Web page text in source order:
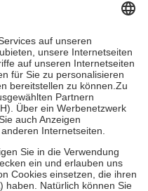
in Höhe von zehn
nie mehr als die tatsächlichen
für Online-Apotheken.
beträgt die
zehn Euro je
für ihre eigene Gesundheit zu
Familie zu unterstützen,
18. Lebensjahr